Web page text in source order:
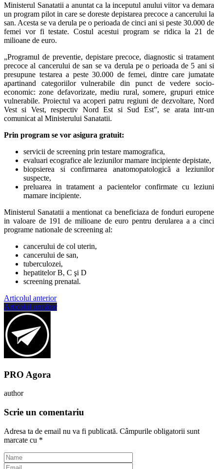
Ministerul Sanatatii a anuntat ca la inceputul anului viitor va demara
un program pilot in care se doreste depistarea precoce a cancerului la
san. Acesta se va derula pe o perioada de cinci ani si peste 30.000 de
femei vor fi testate. Costul acestui program se ridica la 21 de
milioane de euro.
„Programul de preventie, depistare precoce, diagnostic si tratament
precoce al cancerului de san se va derula pe o perioada de 5 ani si
presupune testarea a peste 30.000 de femei, dintre care jumatate
apartinand categoriilor vulnerabile din punct de vedere socio-
economic: zone defavorizate, mediu rural, somere, grupuri etnice
vulnerabile. Proiectul va acoperi patru regiuni de dezvoltare, Nord
Vest si Vest, respectiv Nord Est si Sud Est”, se arata intr-un
comunicat al Ministerului Sanatatii.
Prin program se vor asigura gratuit:
servicii de screening prin testare mamografica,
evaluari ecografice ale leziunilor mamare incipiente depistate,
biopsierea si confirmarea anatomopatologică a leziunilor
suspecte,
preluarea in tratament a pacientelor confirmate cu leziuni
mamare incipiente.
Ministerul Sanatatii a mentionat ca beneficiaza de fonduri europene
in valoare de 191 de milioane de euro pentru derularea a a cinci
programe nationale de screening al:
cancerului de col uterin,
cancerului de san,
tuberculozei,
hepatitelor B, C şi D
screening prenatal.
Articolul anterior
Articolul următor
PRO Agora
author
Scrie un comentariu
Adresa ta de email nu va fi publicată. Câmpurile obligatorii sunt
marcate cu *